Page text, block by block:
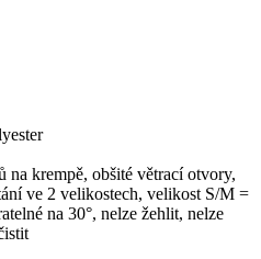
na krempě, obšité větrací otvory,
ve 2 velikostech, velikost S/M =
na 30°, nelze žehlit, nelze